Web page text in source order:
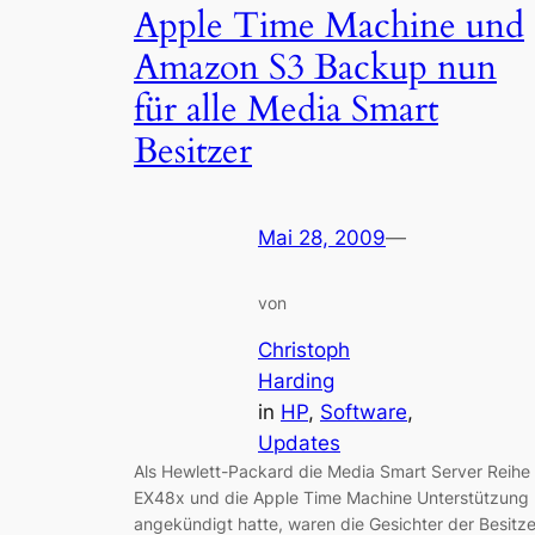
Apple Time Machine und
Amazon S3 Backup nun
für alle Media Smart
Besitzer
Mai 28, 2009—
von
Christoph
Harding
in HP, Software
Updates
Als Hewlett-Packard die Media Smart Server Reihe
EX48x und die Apple Time Machine Unterstützung
angekündigt hatte, waren die Gesichter der